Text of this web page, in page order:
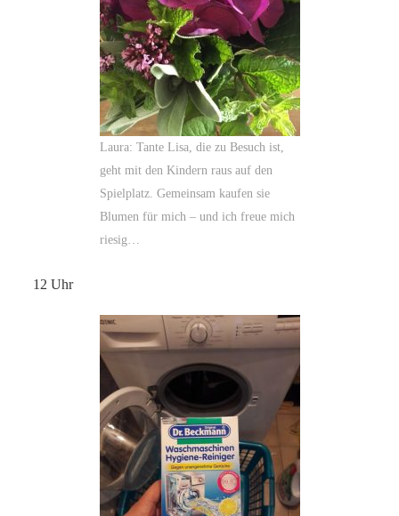
Laura: Tante Lisa, die zu Besuch ist,
geht mit den Kindern raus auf den
Spielplatz. Gemeinsam kaufen sie
Blumen für mich – und ich freue mich
riesig…
12 Uhr